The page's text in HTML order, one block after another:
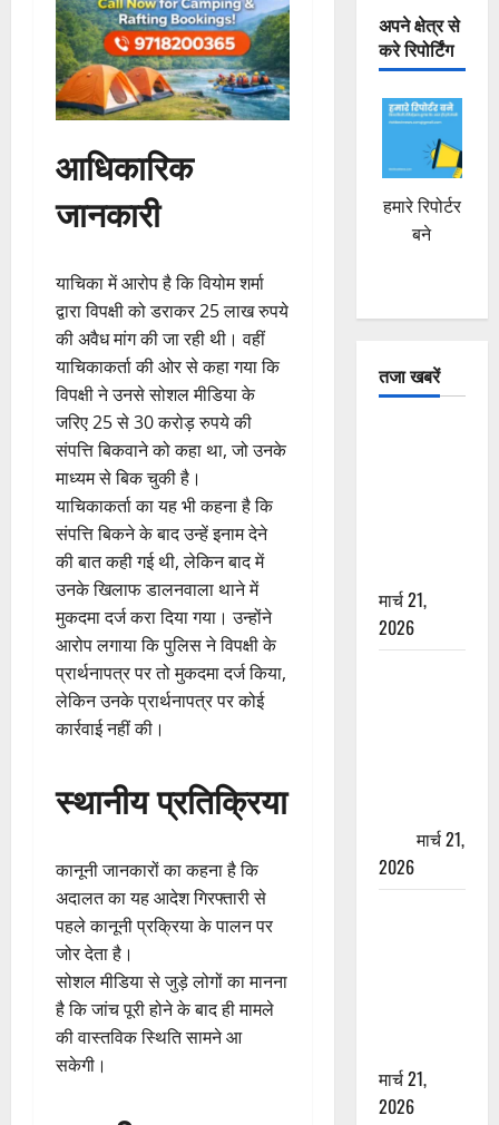
आधिकारिक
जानकारी
याचिका में आरोप है कि वियोम शर्मा
द्वारा विपक्षी को डराकर 25 लाख रुपये
की अवैध मांग की जा रही थी। वहीं
याचिकाकर्ता की ओर से कहा गया कि
विपक्षी ने उनसे सोशल मीडिया के
जरिए 25 से 30 करोड़ रुपये की
संपत्ति बिकवाने को कहा था, जो उनके
माध्यम से बिक चुकी है।
याचिकाकर्ता का यह भी कहना है कि
संपत्ति बिकने के बाद उन्हें इनाम देने
की बात कही गई थी, लेकिन बाद में
उनके खिलाफ डालनवाला थाने में
मुकदमा दर्ज करा दिया गया। उन्होंने
आरोप लगाया कि पुलिस ने विपक्षी के
प्रार्थनापत्र पर तो मुकदमा दर्ज किया,
लेकिन उनके प्रार्थनापत्र पर कोई
कार्रवाई नहीं की।
स्थानीय प्रतिक्रिया
कानूनी जानकारों का कहना है कि
अदालत का यह आदेश गिरफ्तारी से
पहले कानूनी प्रक्रिया के पालन पर
जोर देता है।
सोशल मीडिया से जुड़े लोगों का मानना
है कि जांच पूरी होने के बाद ही मामले
की वास्तविक स्थिति सामने आ
सकेगी।
अपने क्षेत्र से
करे रिपोर्टिंग
हमारे रिपोर्टर
बने
तजा खबरें
मार्च 21,
2026
मार्च 21,
2026
मार्च 21,
2026